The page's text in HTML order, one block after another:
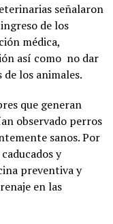
señalaron
de los
médica,
así como no dar
los animales.
que generan
observado perros
sanos. Por
y
preventiva y
en las